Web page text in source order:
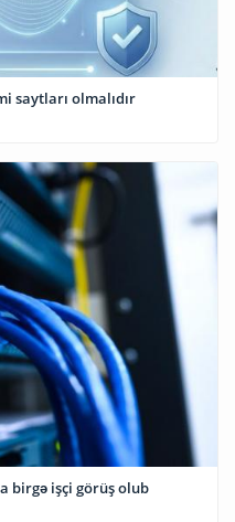
saytları olmalıdır
birgə işçi görüş olub